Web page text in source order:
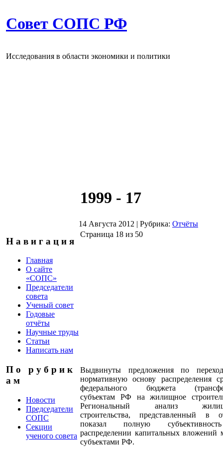
Совет СОПС РФ
Исследования в области экономики и политики
Н а в и г а ц и я
Главная
О сайте
«СОПС»
Председатели
совета
Ученый совет
Годовые
отчёты
Научные труды
Статьи
Написать нам
П о р у б р и к
а м
Новости
Председатели
СОПС
Секции
ученого совета
1999 - 17
14 Августа 2012 | Рубрика: Отчёты
Страница 18 из 50
Выдвинуты предложения по
нормативную основу распределения
федерального бюджета
субъектам РФ на жилищное
Региональный анализ
строительства, представленный в
показал полную
распределении капитальных вложений
субъектами РФ.